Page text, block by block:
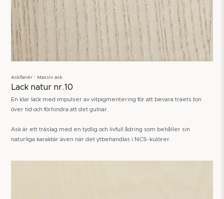
Askfanér ∙ Massiv ask
Lack natur nr.10
En klar lack med impulser av vitpigmentering för att bevara träets ton
över tid och förhindra att det gulnar.
Ask är ett träslag med en tydlig och livfull ådring som behåller sin
naturliga karaktär även när det ytbehandlas i NCS-kulörer.